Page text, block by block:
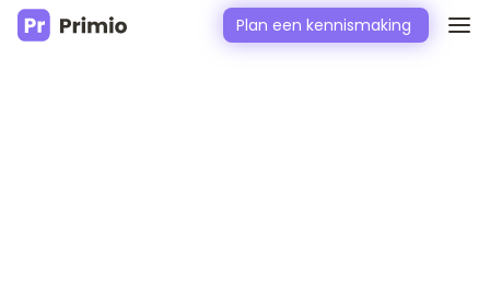
Plan een kennismaking